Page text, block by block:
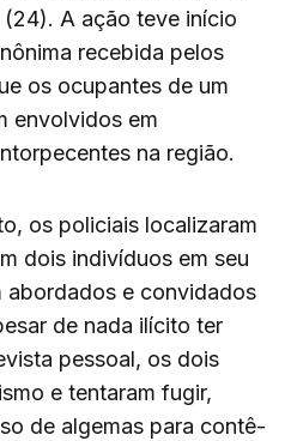
A ação teve início
recebida pelos
os ocupantes de um
envolvidos em
na região.
os policiais localizaram
dois indivíduos em seu
abordados e convidados
de nada ilícito ter
pessoal, os dois
e tentaram fugir,
de algemas para contê-